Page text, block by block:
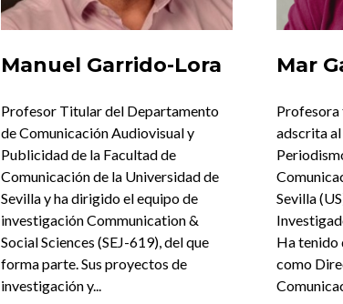
Manuel Garrido-Lora
Profesor Titular del Departamento
de Comunicación Audiovisual y
Publicidad de la Facultad de
Comunicación de la Universidad de
Sevilla y ha dirigido el equipo de
investigación Communication &
Social Sciences (SEJ-619), del que
forma parte. Sus proyectos de
investigación y...
Mar
Profesora
adscrita
Sevilla
Ha tenido
como